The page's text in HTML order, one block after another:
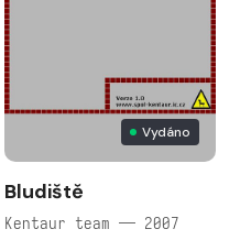
Vydáno
Bludiště
Kentaur team — 2007